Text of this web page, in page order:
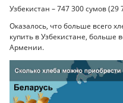
Узбекистан – 747 300 сумов (29
Оказалось, что больше всего
купить в Узбекистане, больше
Армении.